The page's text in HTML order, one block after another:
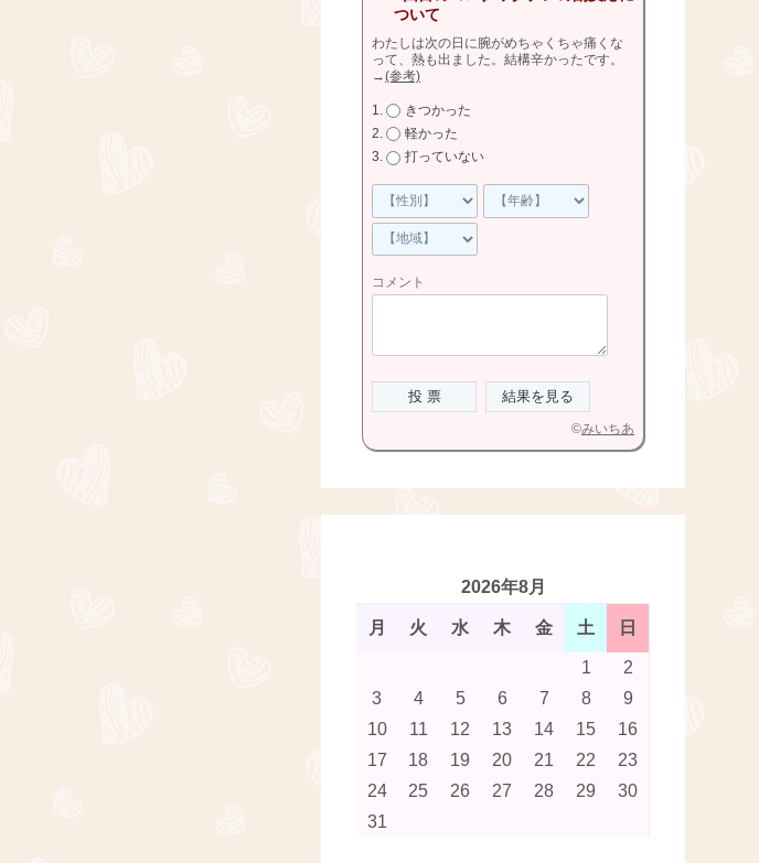
ついて
わたしは次の日に腕がめちゃくちゃ痛くな
って、熱も出ました。結構辛かったです。
→(参考)
きつかった
軽かった
打っていない
コメント
©みいちあ
2026年8月
月 火 水 木 金 土 日
1
2
3
4 5 6 7 8
9
10
11 12 13 14 15
16
17
18 19 20 21 22
23
24
25 26 27 28 29
30
31